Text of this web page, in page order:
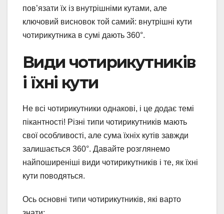
пов’язати їх із внутрішніми кутами, але
ключовий висновок той самий: внутрішні кути
чотирикутника в сумі дають 360°.
Види чотирикутників
і їхні кути
Не всі чотирикутники однакові, і це додає темі
пікантності! Різні типи чотирикутників мають
свої особливості, але сума їхніх кутів завжди
залишається 360°. Давайте розглянемо
найпоширеніші види чотирикутників і те, як їхні
кути поводяться.
Ось основні типи чотирикутників, які варто